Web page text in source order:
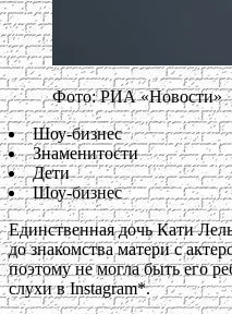
Фото: РИА «Новости»
Шоу-бизнес
Знаменитости
Дети
Шоу-бизнес
Единственная дочь Кати
до знакомства матери с
поэтому не могла быть его
слухи в Instagram*.